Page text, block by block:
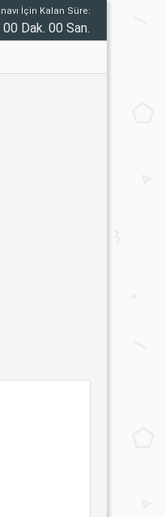
İçin Kalan Süre:
Dak. 00 San.